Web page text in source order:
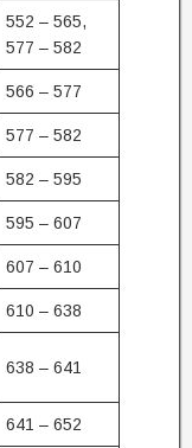
552 – 565,
577 – 582
566 – 577
577 – 582
582 – 595
595 – 607
607 – 610
610 – 638
638 – 641
641 – 652